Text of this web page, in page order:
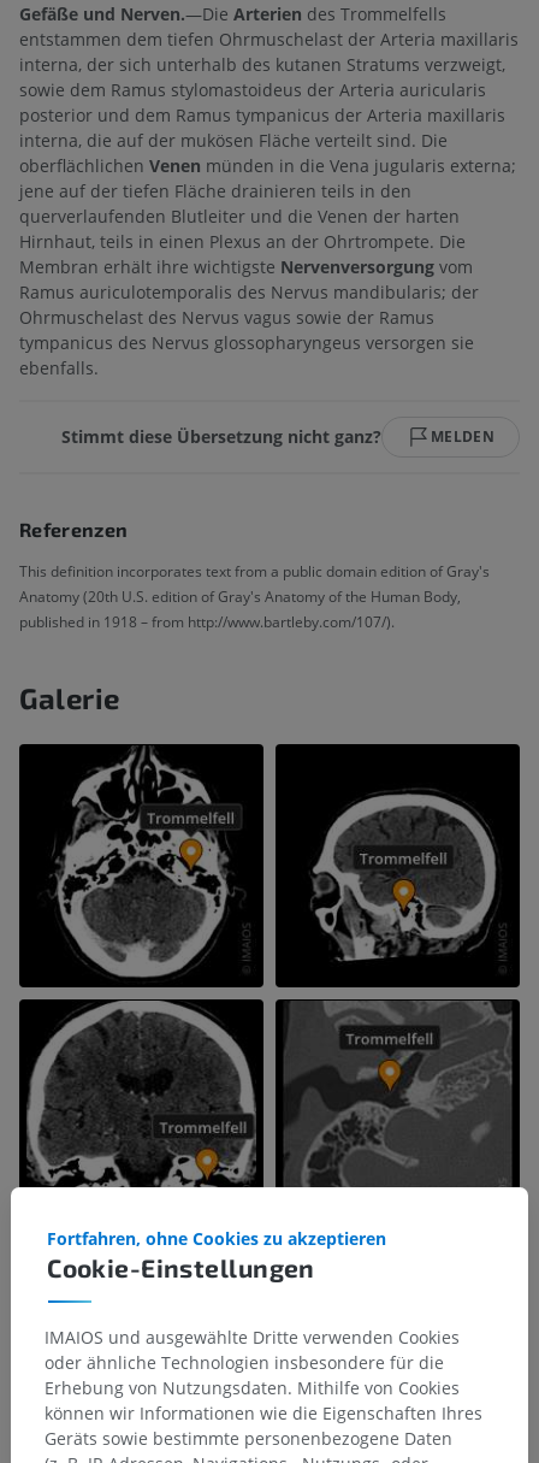
Gefäße und Nerven.—Die Arterien des Trommelfells
entstammen dem tiefen Ohrmuschelast der Arteria maxillaris
interna, der sich unterhalb des kutanen Stratums verzweigt,
sowie dem Ramus stylomastoideus der Arteria auricularis
posterior und dem Ramus tympanicus der Arteria maxillaris
interna, die auf der mukösen Fläche verteilt sind. Die
oberflächlichen Venen münden in die Vena jugularis externa;
jene auf der tiefen Fläche drainieren teils in den
querverlaufenden Blutleiter und die Venen der harten
Hirnhaut, teils in einen Plexus an der Ohrtrompete. Die
Membran erhält ihre wichtigste Nervenversorgung vom
Ramus auriculotemporalis des Nervus mandibularis; der
Ohrmuschelast des Nervus vagus sowie der Ramus
tympanicus des Nervus glossopharyngeus versorgen sie
ebenfalls.
Stimmt diese Übersetzung nicht ganz? MELDEN
Referenzen
This definition incorporates text from a public domain edition of Gray's
Anatomy (20th U.S. edition of Gray's Anatomy of the Human Body,
published in 1918 – from http://www.bartleby.com/107/).
Galerie
Cookie-Einstellungen
Fortfahren, ohne Cookies zu akzeptieren
IMAIOS und ausgewählte Dritte verwenden Cookies
oder ähnliche Technologien insbesondere für die
Erhebung von Nutzungsdaten. Mithilfe von Cookies
können wir Informationen wie die Eigenschaften Ihres
Geräts sowie bestimmte personenbezogene Daten